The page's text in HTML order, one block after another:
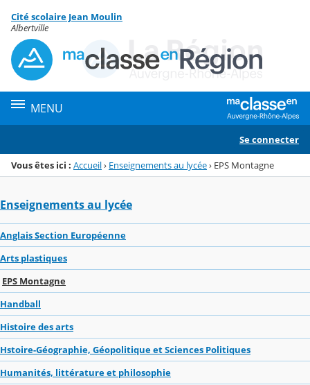
Menu de la rubrique
Contenu
Cité scolaire Jean Moulin
Albertville
MENU
Se connecter
Vous êtes ici : Accueil› Enseignements au lycée› EPS Montagne
Enseignements au lycée
Anglais Section Européenne
Arts plastiques
EPS Montagne
Handball
Histoire des arts
Hstoire-Géographie, Géopolitique et Sciences Politiques
Humanités, littérature et philosophie